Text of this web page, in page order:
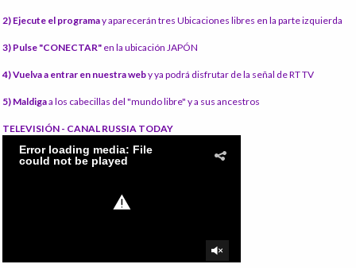
2) Ejecute el programay aparecerán tres Ubicaciones libres en la parte izquierda
3) Pulse "CONECTAR" en la ubicación JAPÓN
4) Vuelva a entrar en nuestra weby ya podrá disfrutar de la señal de RT TV
5) Maldigaa los cabecillas del "mundo libre" y a sus ancestros
TELEVISIÓN - CANAL RUSSIA TODAY